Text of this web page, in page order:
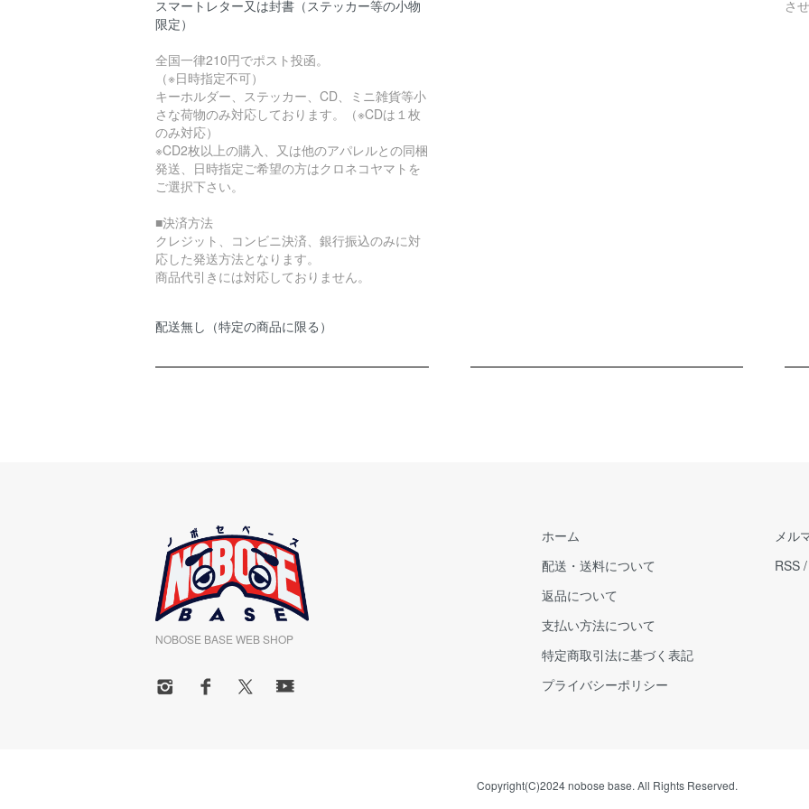
スマートレター又は封書（ステッカー等の小物
限定）
全国一律210円でポスト投函。
（※日時指定不可）
キーホルダー、ステッカー、CD、ミニ雑貨等小
さな荷物のみ対応しております。（※CDは１枚
のみ対応）
※CD2枚以上の購入、又は他のアパレルとの同梱
発送、日時指定ご希望の方はクロネコヤマトを
ご選択下さい。
■決済方法
クレジット、コンビニ決済、銀行振込のみに対
応した発送方法となります。
商品代引きには対応しておりません。
配送無し（特定の商品に限る）
さ
NOBOSE BASE WEB SHOP
ホーム
配送・送料について
返品について
支払い方法について
特定商取引法に基づく表記
プライバシーポリシー
メル
RSS /
Copyright(C)2024 nobose base. All Rights Reserved.